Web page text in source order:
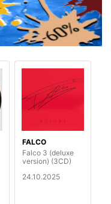
FALCO
Falco 3 (deluxe
version) (3CD)
24.10.2025